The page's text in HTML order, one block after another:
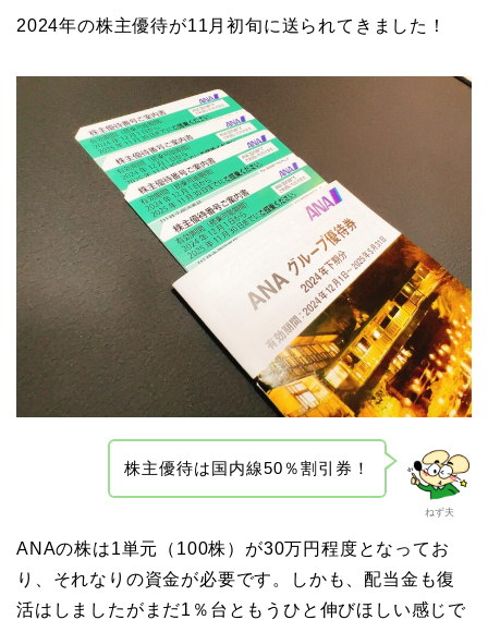
2024年の株主優待が11月初旬に送られてきました！
ねず夫
株主優待は国内線50％割引券！
ANAの株は1単元（100株）が30万円程度となってお
り、それなりの資金が必要です。しかも、配当金も復
活はしましたがまだ1％台ともうひと伸びほしい感じで